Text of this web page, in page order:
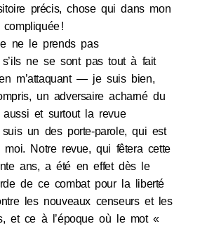
précis, chose qui dans mon
!
ne le prends pas
s’ils ne se sont pas tout à fait
m’attaquant — je suis bien,
un adversaire acharné du
et surtout la revue
un des porte-parole, qui est
moi. Notre revue, qui fêtera cette
ans, a été en effet dès le
de ce combat pour la liberté
les nouveaux censeurs et les
et ce à l’époque où le mot «